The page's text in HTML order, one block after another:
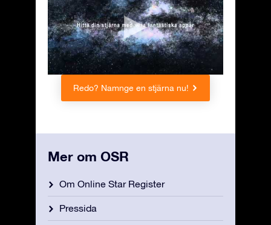
Redo? Namnge en stjärna nu!
Mer om OSR
Om Online Star Register
Pressida